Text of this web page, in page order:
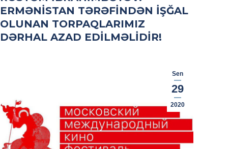
ERMƏNISTAN TƏRƏFINDƏN IŞĞAL
OLUNAN TORPAQLARIMIZ
DƏRHAL AZAD EDILMƏLIDIR!
Sen
29
2020